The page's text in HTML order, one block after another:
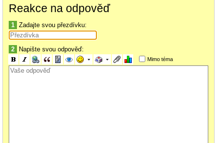
podivej se co ti zabira to misto.
Reakce na odpověď
1 Zadajte svou přezdívku:
2 Napište svou odpověď:
Mimo téma